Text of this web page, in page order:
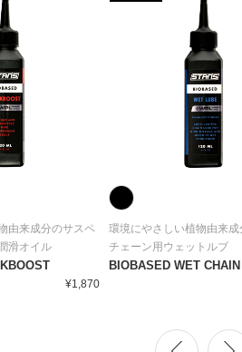
由来成分のサスペ
滑オイル
¥1,870
環境にやさしい植物由来成
チェーン用ウェットルブ
BIOBASED WET